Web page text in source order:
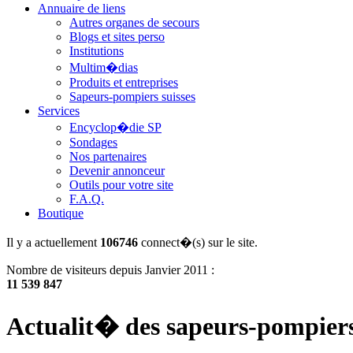
Annuaire de liens
Autres organes de secours
Blogs et sites perso
Institutions
Multim�dias
Produits et entreprises
Sapeurs-pompiers suisses
Services
Encyclop�die SP
Sondages
Nos partenaires
Devenir annonceur
Outils pour votre site
F.A.Q.
Boutique
Il y a actuellement 106746 connect�(s) sur le site.
Nombre de visiteurs depuis Janvier 2011 :
11 539 847
Actualit� des sapeurs-